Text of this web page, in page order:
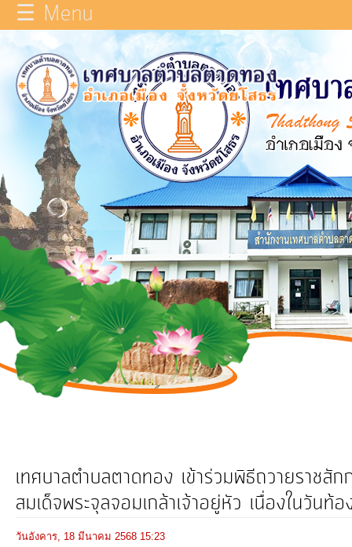
หน้า
หลัก
ข้อมูล
ทั่วไป
บุคลากร
แผน
ยุทธศาสตร์
รายงาน
ผล
การ
ดำเนิน
งาน
การ
เงิน-
☰ Menu
เทศบาลตำบลตาดทอง เข้าร่วมพิธีถวายราชสั
สมเด็จพระจุลจอมเกล้าเจ้าอยู่หัว เนื่องในวัน
วันอังคาร, 18 มีนาคม 2568 15:23